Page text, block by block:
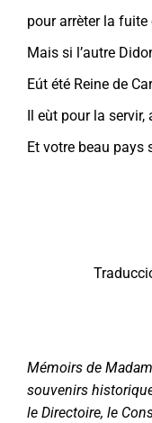
pour arrèter la fuite
Mais si l’autre
Eút été Reine de
Il eùt pour la servir,
Et votre beau pays
Mémoirs de
souvenirs
le Directoire, le